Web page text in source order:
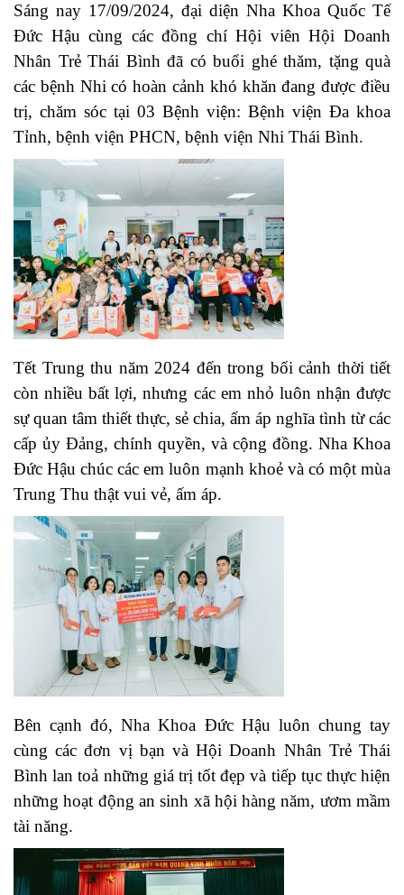
Sáng nay 17/09/2024, đại diện Nha Khoa Quốc Tế
Đức Hậu cùng các đồng chí Hội viên Hội Doanh
Nhân Trẻ Thái Bình đã có buổi ghé thăm, tặng quà
các bệnh Nhi có hoàn cảnh khó khăn đang được điều
trị, chăm sóc tại 03 Bệnh viện: Bệnh viện Đa khoa
Tỉnh, bệnh viện PHCN, bệnh viện Nhi Thái Bình.
Tết Trung thu năm 2024 đến trong bối cảnh thời tiết
còn nhiều bất lợi, nhưng các em nhỏ luôn nhận được
sự quan tâm thiết thực, sẻ chia, ấm áp nghĩa tình từ các
cấp ủy Đảng, chính quyền, và cộng đồng. Nha Khoa
Đức Hậu chúc các em luôn mạnh khoẻ và có một mùa
Trung Thu thật vui vẻ, ấm áp.
Bên cạnh đó, Nha Khoa Đức Hậu luôn chung tay
cùng các đơn vị bạn và Hội Doanh Nhân Trẻ Thái
Bình lan toả những giá trị tốt đẹp và tiếp tục thực hiện
những hoạt động an sinh xã hội hàng năm, ươm mầm
tài năng.